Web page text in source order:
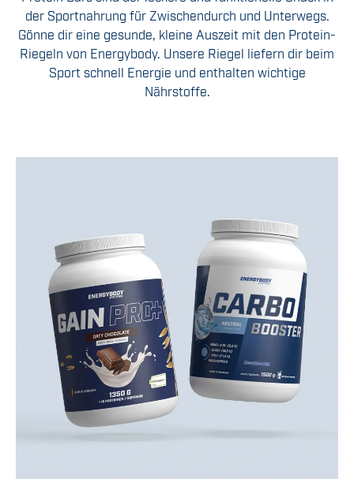
der Sportnahrung für Zwischendurch und Unterwegs.
Gönne dir eine gesunde, kleine Auszeit mit den Protein-
Riegeln von Energybody. Unsere Riegel liefern dir beim
Sport schnell Energie und enthalten wichtige
Nährstoffe.